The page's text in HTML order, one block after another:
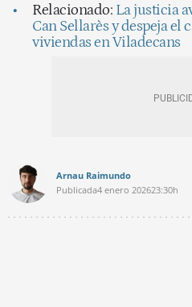
Relacionado: La justicia
Can Sellarès y despeja
viviendas en Viladecans
Arnau Raimundo
Publicada4 enero 202623:30h